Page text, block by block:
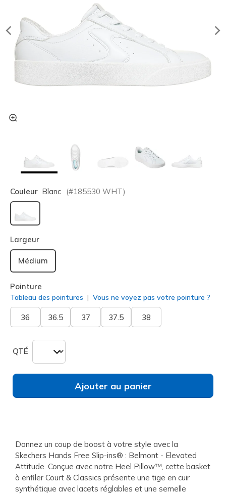
Couleur Blanc (#185530 WHT)
sélectionné
Largeur
Médium
Pointure
Tableau des pointures Vous ne voyez pas votre pointure ?
36 36.5 37 37.5 38
QTÉ
Ajouter au panier
Donnez un coup de boost à votre style avec la
Skechers Hands Free Slip-ins® : Belmont - Elevated
Attitude. Conçue avec notre Heel Pillow™, cette basket
à enfiler Court & Classics présente une tige en cuir
synthétique avec lacets réglables et une semelle